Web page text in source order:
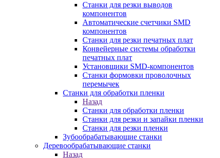
Станки для резки выводов
компонентов
Автоматические счетчики SMD
компонентов
Станки для резки печатных плат
Конвейерные системы обработки
печатных плат
Установщики SMD-компонентов
Станки формовки проволочных
перемычек
Станки для обработки пленки
Назад
Станки для обработки пленки
Станки для резки и запайки пленки
Станки для резки пленки
Зубообрабатывающие станки
Деревообрабатывающие станки
Назад